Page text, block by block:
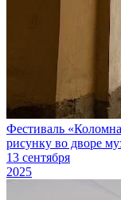
Фестиваль
рисунку во дворе
13 сентября
2025